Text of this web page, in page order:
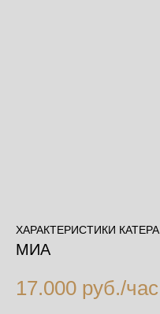
ХАРАКТЕРИСТИКИ КАТЕРА
МИА
17.000 руб./час